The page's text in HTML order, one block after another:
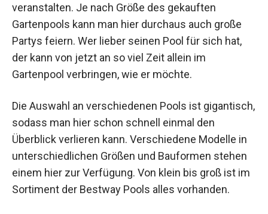
veranstalten. Je nach Größe des gekauften
Gartenpools kann man hier durchaus auch große
Partys feiern. Wer lieber seinen Pool für sich hat,
der kann von jetzt an so viel Zeit allein im
Gartenpool verbringen, wie er möchte.
Die Auswahl an verschiedenen Pools ist gigantisch,
sodass man hier schon schnell einmal den
Überblick verlieren kann. Verschiedene Modelle in
unterschiedlichen Größen und Bauformen stehen
einem hier zur Verfügung. Von klein bis groß ist im
Sortiment der Bestway Pools alles vorhanden.